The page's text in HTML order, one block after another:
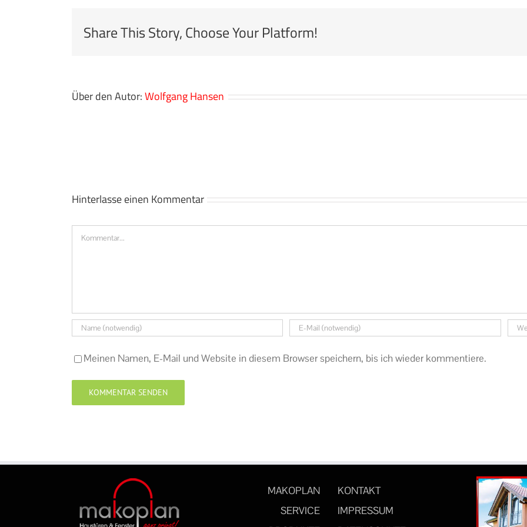
Share This Story, Choose Your Platform!
Über den Autor:Wolfgang Hansen
Hinterlasse einen Kommentar
Kommentar
Meinen Namen, E-Mail und Website in diesem Browser speichern, bis ich wieder kommentiere.
MAKOPLAN
SERVICE
KONTAKT
IMPRESSUM